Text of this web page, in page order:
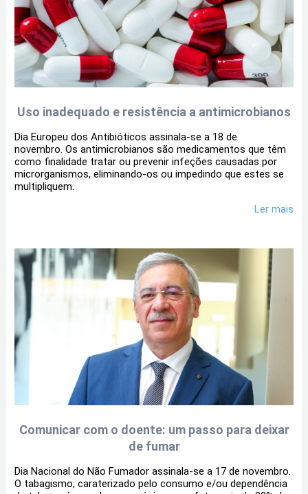
Uso inadequado e resistência a antimicrobianos
Dia Europeu dos Antibióticos assinala-se a 18 de
novembro. Os antimicrobianos são medicamentos que têm
como finalidade tratar ou prevenir infeções causadas por
microrganismos, eliminando-os ou impedindo que estes se
multipliquem.
Ler mais
Comunicar com o doente: um passo para deixar
de fumar
Dia Nacional do Não Fumador assinala-se a 17 de novembro.
O tabagismo, caraterizado pelo consumo e/ou dependência